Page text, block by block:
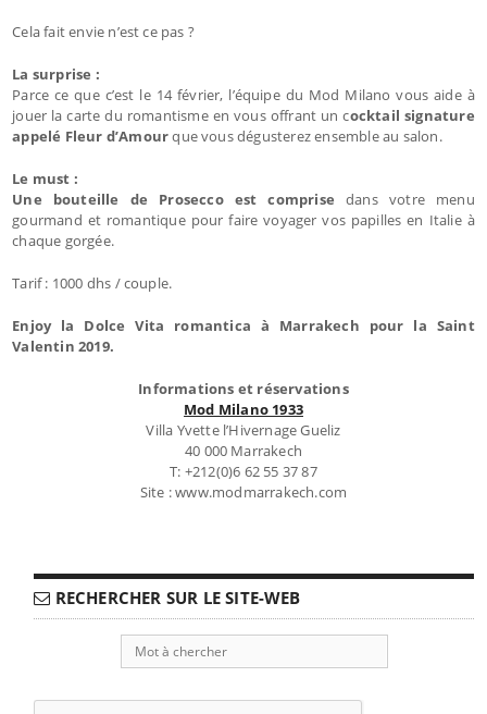
Cela fait envie n’est ce pas ?
La surprise :
Parce ce que c’est le 14 février, l’équipe du Mod Milano vous aide à
jouer la carte du romantisme en vous offrant un cocktail signature
appelé Fleur d’Amourque vous dégusterez ensemble au salon.
Le must :
Une bouteille de Prosecco est comprise dans votre menu
gourmand et romantique pour faire voyager vos papilles en Italie à
chaque gorgée.
Tarif : 1000 dhs / couple.
Enjoy la Dolce Vita romantica à Marrakech pour la Saint
Valentin 2019.
Informations et réservations
Mod Milano 1933
Villa Yvette l’Hivernage Gueliz
40 000 Marrakech
T: +212(0)6 62 55 37 87
Site : www.modmarrakech.com
RECHERCHER SUR LE SITE-WEB